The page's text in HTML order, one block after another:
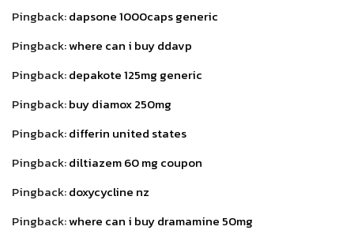
Pingback:dapsone 1000caps generic
Pingback:where can i buy ddavp
Pingback:depakote 125mg generic
Pingback:buy diamox 250mg
Pingback:differin united states
Pingback:diltiazem 60 mg coupon
Pingback:doxycycline nz
Pingback:where can i buy dramamine 50mg